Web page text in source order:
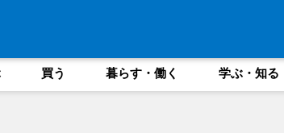
買う 暮らす・働く 学ぶ・知る